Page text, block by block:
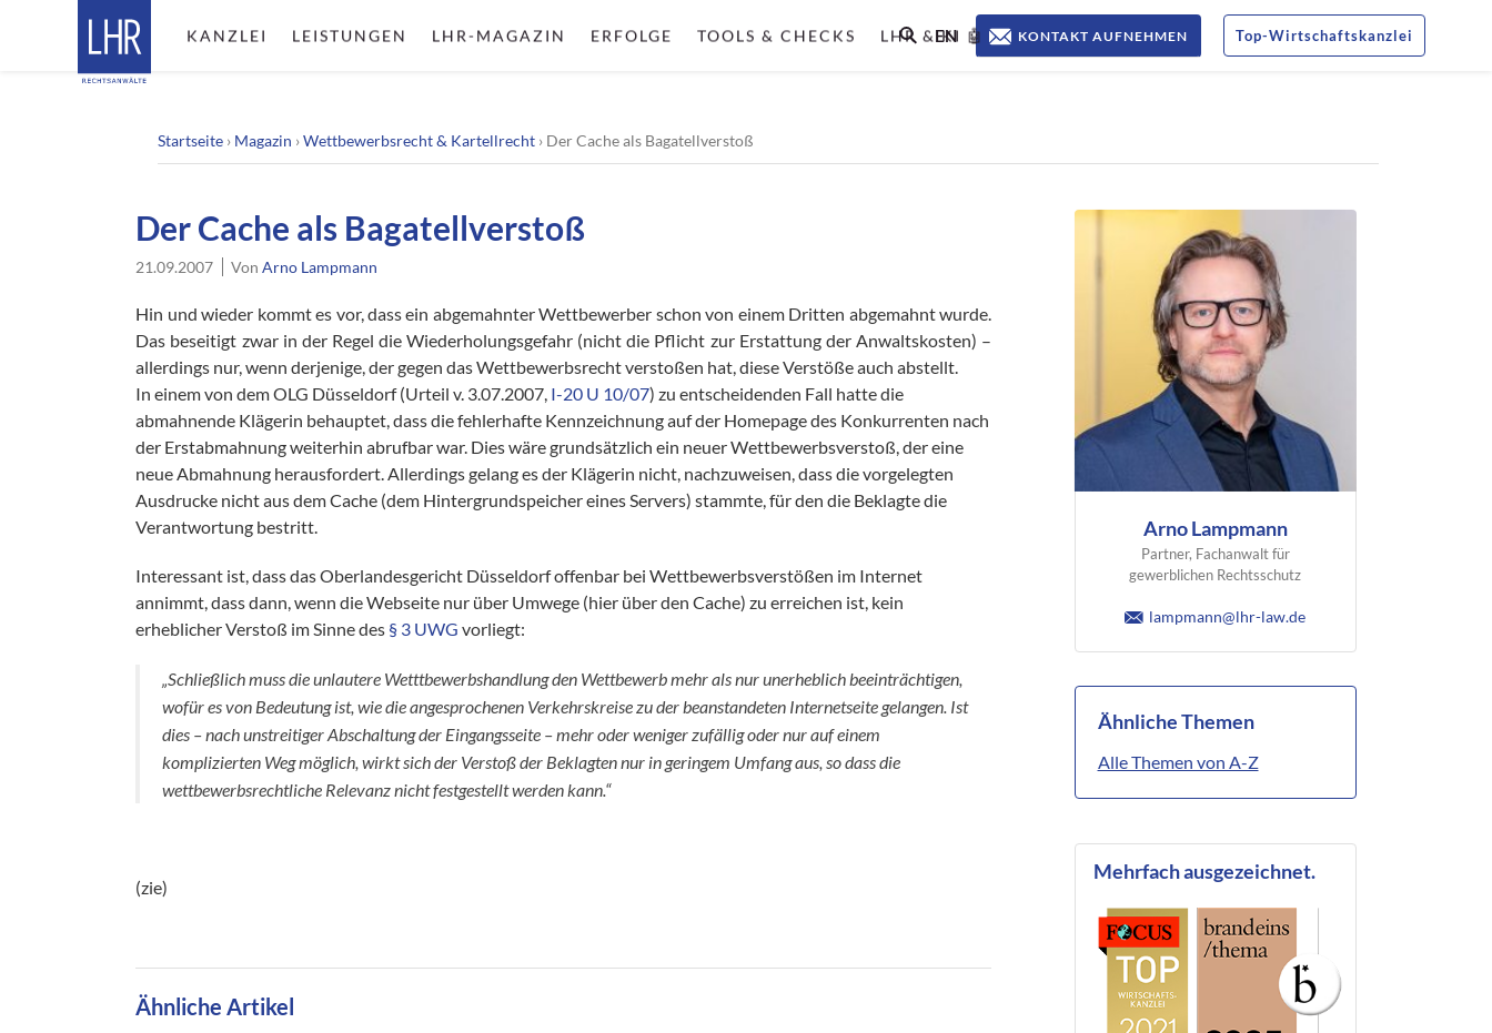
Top-Wirtschaftskanzlei
KONTAKT AUFNEHMEN
KANZLEI LEISTUNGEN LHR-MAGAZIN ERFOLGE TOOLS & CHECKS LHR & KI 🤖
EN
Startseite › Magazin ›Wettbewerbsrecht & Kartellrecht › Der Cache als Bagatellverstoß
Der Cache als Bagatellverstoß
21.09.2007 VonArno Lampmann
Hin und wieder kommt es vor, dass ein abgemahnter Wettbewerber schon von einem Dritten abgemahnt wurde.
Das beseitigt zwar in der Regel die Wiederholungsgefahr (nicht die Pflicht zur Erstattung der Anwaltskosten) –
allerdings nur, wenn derjenige, der gegen das Wettbewerbsrecht verstoßen hat, diese Verstöße auch abstellt.
In einem von dem OLG Düsseldorf (Urteil v. 3.07.2007, I-20 U 10/07) zu entscheidenden Fall hatte die
abmahnende Klägerin behauptet, dass die fehlerhafte Kennzeichnung auf der Homepage des Konkurrenten nach
der Erstabmahnung weiterhin abrufbar war. Dies wäre grundsätzlich ein neuer Wettbewerbsverstoß, der eine
neue Abmahnung herausfordert. Allerdings gelang es der Klägerin nicht, nachzuweisen, dass die vorgelegten
Ausdrucke nicht aus dem Cache (dem Hintergrundspeicher eines Servers) stammte, für den die Beklagte die
Verantwortung bestritt.
Interessant ist, dass das Oberlandesgericht Düsseldorf offenbar bei Wettbewerbsverstößen im Internet
annimmt, dass dann, wenn die Webseite nur über Umwege (hier über den Cache) zu erreichen ist, kein
erheblicher Verstoß im Sinne des § 3 UWG vorliegt:
„Schließlich muss die unlautere Wetttbewerbshandlung den Wettbewerb mehr als nur unerheblich beeinträchtigen,
wofür es von Bedeutung ist, wie die angesprochenen Verkehrskreise zu der beanstandeten Internetseite gelangen. Ist
dies – nach unstreitiger Abschaltung der Eingangsseite – mehr oder weniger zufällig oder nur auf einem
komplizierten Weg möglich, wirkt sich der Verstoß der Beklagten nur in geringem Umfang aus, so dass die
wettbewerbsrechtliche Relevanz nicht festgestellt werden kann.“
(zie)
Ähnliche Artikel
Arno Lampmann
Partner, Fachanwalt für
gewerblichen Rechtsschutz
lampmann@lhr-law.de
Ähnliche Themen
Alle Themen von A-Z
Mehrfach ausgezeichnet.